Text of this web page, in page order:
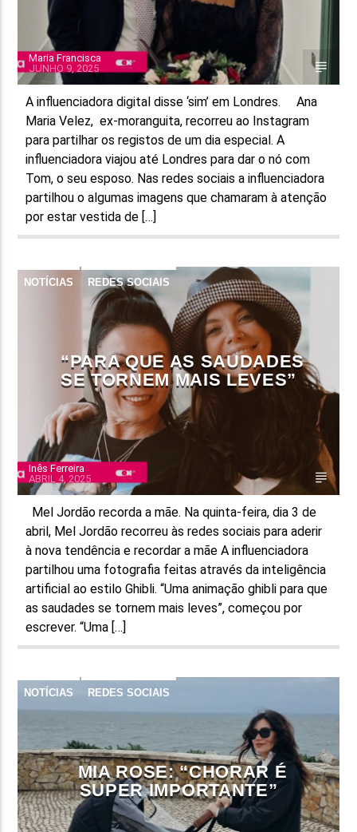
Maria Francisca
JUNHO 9, 2025
A influenciadora digital disse ‘sim’ em Londres. Ana
Maria Velez, ex-moranguita, recorreu ao Instagram
para partilhar os registos de um dia especial. A
influenciadora viajou até Londres para dar o nó com
Tom, o seu esposo. Nas redes sociais a influenciadora
partilhou o algumas imagens que chamaram à atenção
por estar vestida de […]
NOTÍCIAS REDES SOCIAIS
“PARA QUE AS SAUDADES
SE TORNEM MAIS LEVES”
Inês Ferreira
ABRIL 4, 2025
Mel Jordão recorda a mãe. Na quinta-feira, dia 3 de
abril, Mel Jordão recorreu às redes sociais para aderir
à nova tendência e recordar a mãe A influenciadora
partilhou uma fotografia feitas através da inteligência
artificial ao estilo Ghibli. “Uma animação ghibli para que
as saudades se tornem mais leves”, começou por
escrever. “Uma […]
NOTÍCIAS REDES SOCIAIS
MIA ROSE: “CHORAR É
SUPER IMPORTANTE”